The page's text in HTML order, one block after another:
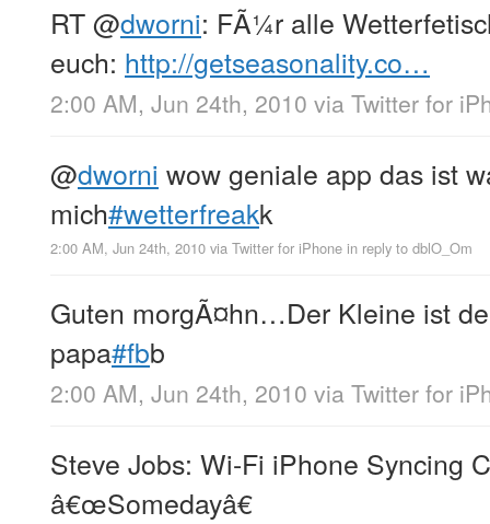
RT@dworni: FÃ¼r alle
euch: http://getseasonality.co…
2:00 AM, Jun 24th, 2010 via Twitter for
@dworni wow geniale app das ist
mich#wetterfreakk
2:00 AM, Jun 24th, 2010 via Twitter for iPhone in reply to dblO_Om
Guten morgÃ¤hn…Der Kleine ist
papa#fbb
2:00 AM, Jun 24th, 2010 via Twitter for
Steve Jobs: Wi-Fi iPhone Syncing
â€œSomedayâ€